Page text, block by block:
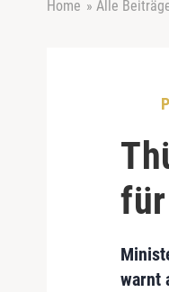
Home » Alle
warnt